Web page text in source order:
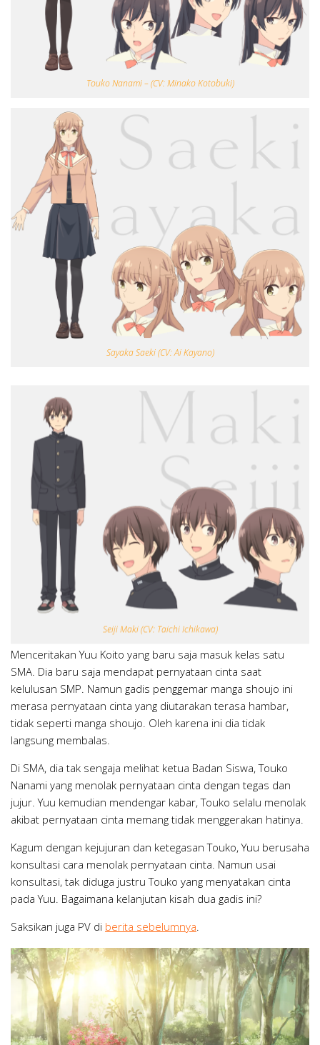
Touko Nanami – (CV: Minako Kotobuki)
Sayaka Saeki (CV: Ai Kayano)
Menceritakan Yuu Koito yang baru saja masuk kelas satu
SMA. Dia baru saja mendapat pernyataan cinta saat
kelulusan SMP. Namun gadis penggemar manga shoujo ini
merasa pernyataan cinta yang diutarakan terasa hambar,
tidak seperti manga shoujo. Oleh karena ini dia tidak
langsung membalas.
Di SMA, dia tak sengaja melihat ketua Badan Siswa, Touko
Nanami yang menolak pernyataan cinta dengan tegas dan
jujur. Yuu kemudian mendengar kabar, Touko selalu menolak
akibat pernyataan cinta memang tidak menggerakan hatinya.
Kagum dengan kejujuran dan ketegasan Touko, Yuu berusaha
konsultasi cara menolak pernyataan cinta. Namun usai
konsultasi, tak diduga justru Touko yang menyatakan cinta
pada Yuu. Bagaimana kelanjutan kisah dua gadis ini?
Saksikan juga PV di berita sebelumnya.